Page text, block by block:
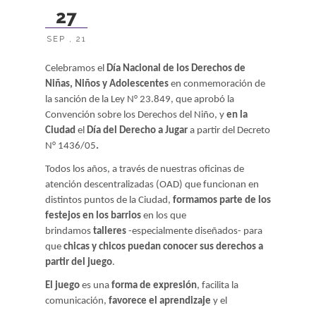
27
SEP , 21
Celebramos el Día Nacional de los Derechos de
Niñas, Niños y Adolescentes en conmemoración de
la sanción de la Ley N° 23.849, que aprobó la
Convención sobre los Derechos del Niño, y en la
Ciudad el Día del Derecho a Jugar a partir del Decreto
N° 1436/05.
Todos los años, a través de nuestras oficinas de
atención descentralizadas (OAD) que funcionan en
distintos puntos de la Ciudad, formamos parte de los
festejos en los barrios en los que
brindamos talleres -especialmente diseñados- para
que chicas y chicos puedan conocer sus derechos a
partir del juego.
El juego es una forma de expresión, facilita la
comunicación, favorece el aprendizaje y el